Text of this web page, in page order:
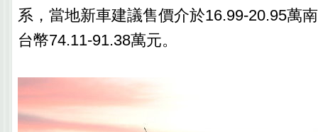
系，當地新車建議售價介於16.99-20.95萬
台幣74.11-91.38萬元。